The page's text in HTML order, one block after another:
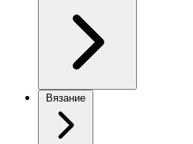
Вязание